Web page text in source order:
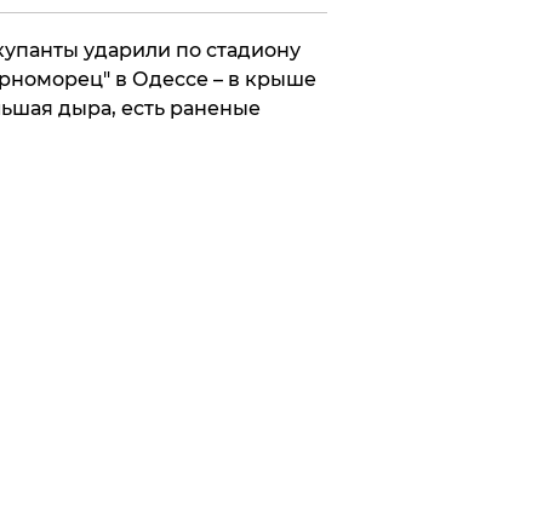
ударили по стадиону
в Одессе – в крыше
дыра, есть раненые